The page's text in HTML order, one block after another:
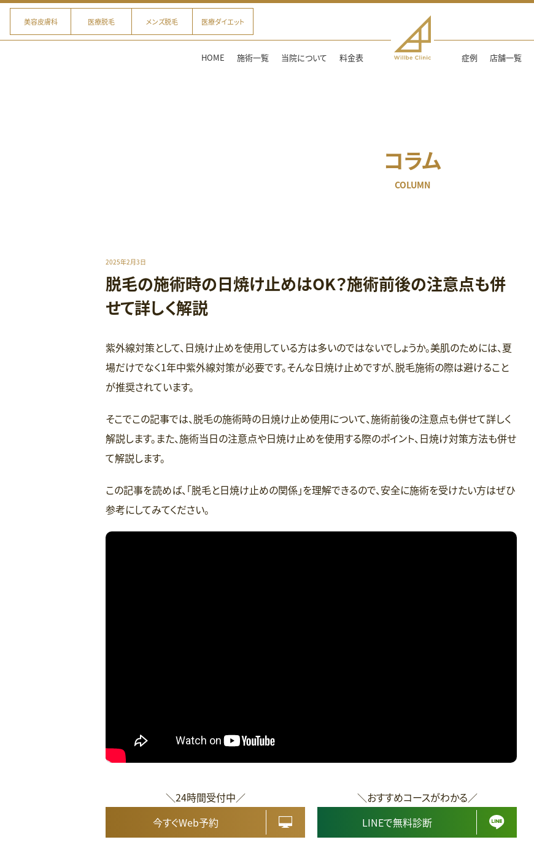
美容皮膚科 医療脱毛 メンズ脱毛 医療ダイエット
HOME 施術一覧 当院について 料金表 症例 店舗一覧
コラム
COLUMN
2025年2月3日
脱毛の施術時の日焼け止めはOK？施術前後の注意点も併
せて詳しく解説
紫外線対策として、日焼け止めを使用している方は多いのではないでしょうか。美肌のためには、夏
場だけでなく1年中紫外線対策が必要です。そんな日焼け止めですが、脱毛施術の際は避けること
が推奨されています。
そこでこの記事では、脱毛の施術時の日焼け止め使用について、施術前後の注意点も併せて詳しく
解説します。また、施術当日の注意点や日焼け止めを使用する際のポイント、日焼け対策方法も併せ
て解説します。
この記事を読めば、「脱毛と日焼け止めの関係」を理解できるので、安全に施術を受けたい方はぜひ
参考にしてみてください。
＼24時間受付中／
今すぐWeb予約
＼おすすめコースがわかる／
LINEで無料診断